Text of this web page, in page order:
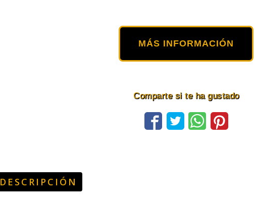
MÁS INFORMACIÓN
Comparte si te ha gustado
DESCRIPCIÓN